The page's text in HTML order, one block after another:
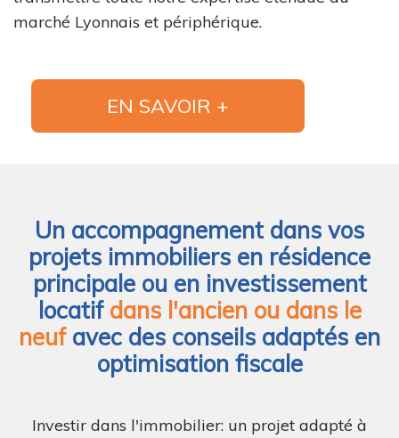
marché Lyonnais et périphérique.
EN SAVOIR +
Un accompagnement dans vos
projets immobiliers en résidence
principale ou en investissement
locatif dans l'ancien ou dans le
neufavec des conseils adaptés en
optimisation fiscale
Investir dans l'immobilier: un projet adapté à